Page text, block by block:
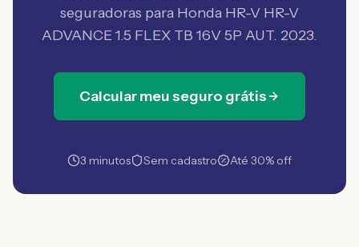
seguradoras para Honda HR-V HR-V
ADVANCE 1.5 FLEX TB 16V 5P AUT. 2023.
Calcular meu seguro grátis
3 minutos Sem cadastro Até 30% off